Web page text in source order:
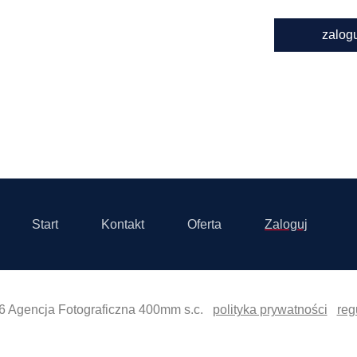
Start Kontakt Oferta Zaloguj
Agencja Fotograficzna 400mm s.c. polityka prywatności